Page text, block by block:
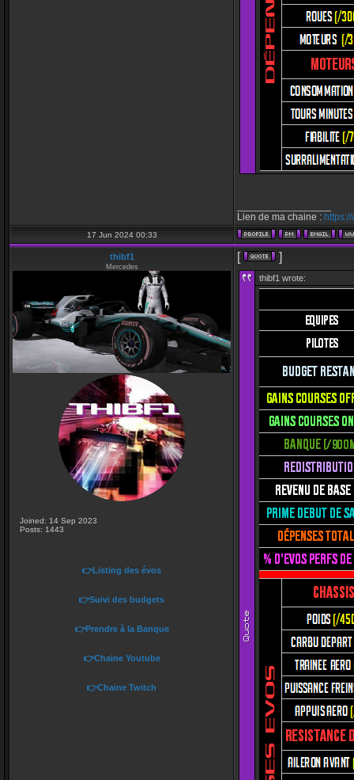
Lien de ma chaine :
17 Jun 2024 00:33
thibf1
Mercedes
Joined: 14 Sep 2023
Posts: 1443
👉Listing des évos
👉Suivi des budgets
👉Prendre à la Banque
👉Chaine Youtube
👉Chaine Twitch
[ ]
thibf1 wrote: